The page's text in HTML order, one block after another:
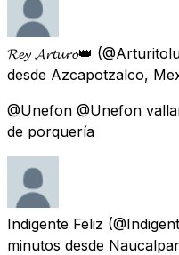
𝓡𝓮𝔂 𝓐𝓻𝓽𝓾𝓻𝓸👑
desde Azcapotzalco,
@Unefon @Unefon
de porquería
Indigente Feliz
minutos desde